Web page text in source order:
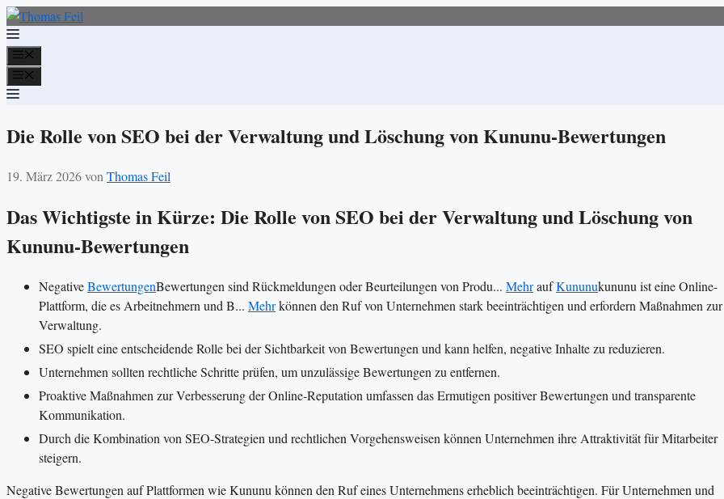
Zum
Inhalt
springen
Die Rolle von SEO bei der Verwaltung und Löschung von Kununu-Bewertungen
19. März 2026von Thomas Feil
Das Wichtigste in Kürze: Die Rolle von SEO bei der Verwaltung und Löschung von
Kununu-Bewertungen
NegativeBewertungenBewertungen sind Rückmeldungen oder Beurteilungen von Produ... MehraufKununukununu ist eine Online-
Plattform, die es Arbeitnehmern und B... Mehrkönnen den Ruf von Unternehmen stark beeinträchtigen und erfordern Maßnahmen zur
Verwaltung.
SEO spielt eine entscheidende Rolle bei der Sichtbarkeit von Bewertungen und kann helfen, negative Inhalte zu reduzieren.
Unternehmen sollten rechtliche Schritte prüfen, um unzulässige Bewertungen zu entfernen.
Proaktive Maßnahmen zur Verbesserung der Online-Reputation umfassen das Ermutigen positiver Bewertungen und transparente
Kommunikation.
Durch die Kombination von SEO-Strategien und rechtlichen Vorgehensweisen können Unternehmen ihre Attraktivität für Mitarbeiter
steigern.
Negative Bewertungen auf Plattformen wie Kununu können den Ruf eines Unternehmens erheblich beeinträchtigen. Für Unternehmen und